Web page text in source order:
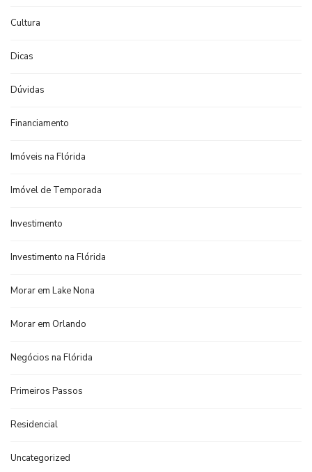
Cultura
Dicas
Dúvidas
Financiamento
Imóveis na Flórida
Imóvel de Temporada
Investimento
Investimento na Flórida
Morar em Lake Nona
Morar em Orlando
Negócios na Flórida
Primeiros Passos
Residencial
Uncategorized